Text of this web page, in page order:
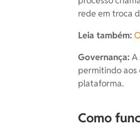
rede em troca
Leia também:
Governança: A
permitindo
plataforma.
Como